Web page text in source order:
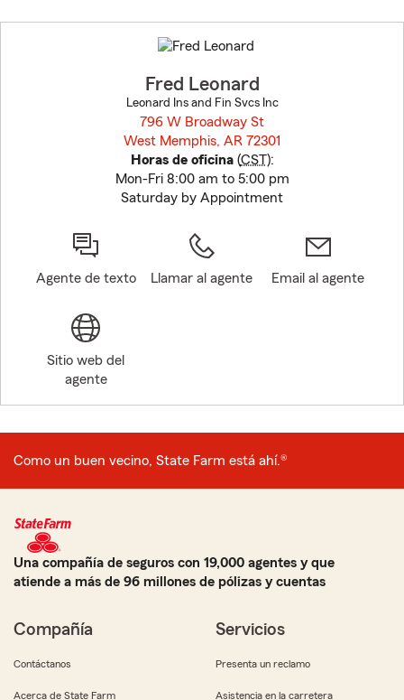
to
before
Fred Leonard
Leonard Ins and Fin Svcs Inc
796 W Broadway St
West Memphis, AR 72301
Horas de oficina(CST):
Mon-Fri 8:00 am to 5:00 pm
Saturday by Appointment
Agente de texto Llamar al agente Email al agente
Sitio web del
agente
Como un buen vecino, State Farm está ahí.®
Una compañía de seguros con 19,000 agentes y que
atiende a más de 96 millones de pólizas y cuentas
Compañía
Contáctanos
Acerca de State Farm
Servicios
Presenta un reclamo
Asistencia en la carretera